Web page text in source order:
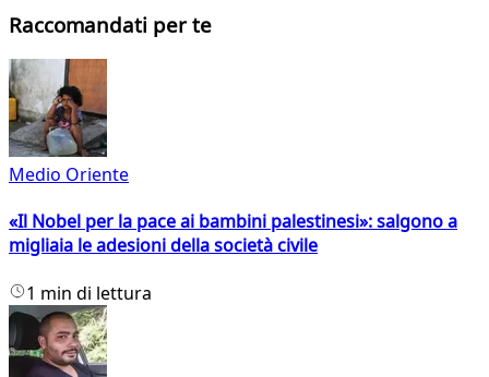
Raccomandati per te
Medio Oriente
«Il Nobel per la pace ai bambini palestinesi»: salgono a
migliaia le adesioni della società civile
1 min di lettura